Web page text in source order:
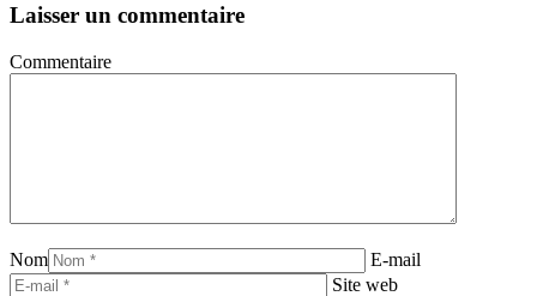
Laisser un commentaire
Commentaire
Nom
E-mail
Site web